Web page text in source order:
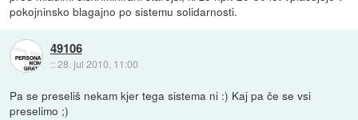
pokojninsko blagajno po sistemu solidarnosti.
49106
::28. jul 2010, 11:00
Pa se preseliš nekam kjer tega sistema ni :) Kaj pa če se vsi
preselimo ;)